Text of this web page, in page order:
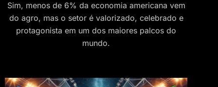
Sim, menos de 6% da economia americana vem
do agro, mas o setor é valorizado, celebrado e
protagonista em um dos maiores palcos do
mundo.